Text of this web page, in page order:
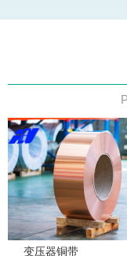
多年专注铜铝
24小时服务热
变压器铜带